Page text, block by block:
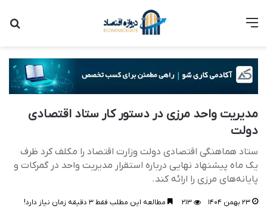
منو
مدیریت واحد مرزی در دستور کار ستاد اقتصادی
دولت
ستاد هماهنگی اقتصادی دولت وزارت اقتصاد را مکلف کرد ظرف
یک ماه پیشنهاد نهایی درباره استقرار مدیریت واحد در گمرکات و
پایانه‌های مرزی را ارائه کند.
۲۳ بهمن ۱۴۰۴ ۲۱۳ مطالعه این مطلب فقط ۳ دقیقه زمان نیاز دارد!